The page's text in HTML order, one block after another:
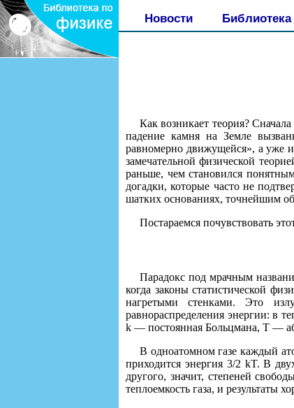
Новости Библиотека
Как возникает теория?
падение камня на Земле
равномерно движущейся», а уже
замечательной физической
раньше, чем становился
догадки, которые часто не
шатких основаниях, точнейшим
Постараемся почувствовать
Парадокс под мрачным
когда законы статистической
нагретыми стенками. Это
равнораспределения энергии: в
k — постоянная Больцмана, Т —
В одноатомном газе каждый
приходится энергия 3/2 kT. В
другого, значит, степеней
теплоемкость газа, и результаты